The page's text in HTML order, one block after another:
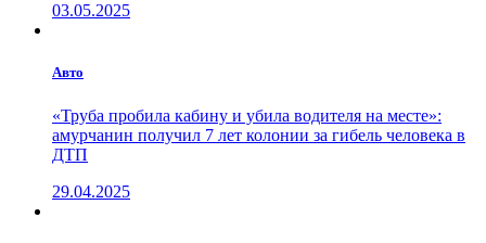
03.05.2025
Авто
«Труба пробила кабину и убила водителя на месте»:
амурчанин получил 7 лет колонии за гибель человека в
ДТП
29.04.2025